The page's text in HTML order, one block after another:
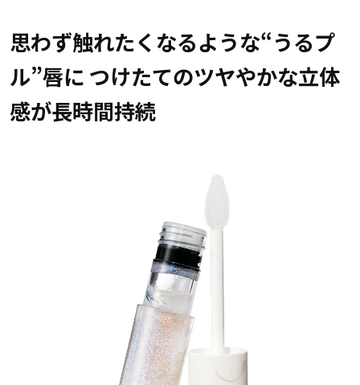
思わず触れたくなるような“うるプ
ル”唇に つけたてのツヤやかな立体
感が長時間持続